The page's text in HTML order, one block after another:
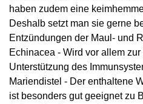
haben zudem eine
Deshalb setzt man sie gerne
Entzündungen der Maul- und
Echinacea - Wird vor allem
Unterstützung des
Mariendistel - Der enthaltene
ist besonders gut geeignet zu